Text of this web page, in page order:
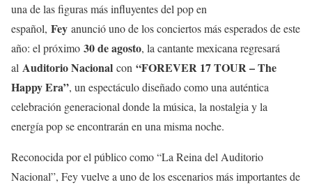
una de las figuras más influyentes del pop en
español, Fey anunció uno de los conciertos más esperados de este
año: el próximo 30 de agosto, la cantante mexicana regresará
al Auditorio Nacional con “FOREVER 17 TOUR – The
Happy Era”, un espectáculo diseñado como una auténtica
celebración generacional donde la música, la nostalgia y la
energía pop se encontrarán en una misma noche.
Reconocida por el público como “La Reina del Auditorio
Nacional”, Fey vuelve a uno de los escenarios más importantes de